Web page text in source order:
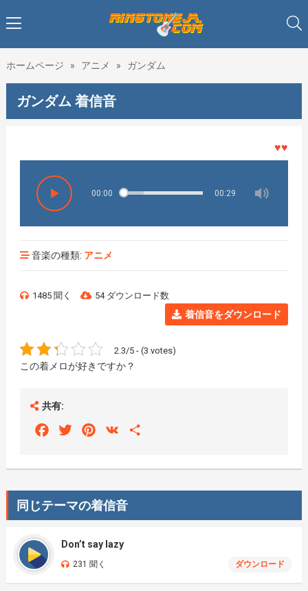
ホームページ » アニメ » ガンダム
ガンダム 着信音
♥♥♥着メ
00:00 00:29
音楽の種類: アニメ
1485 聞く 54 ダウンロード数
着信音をダウンロード
2.3/5 - (3 votes)
この着メロが好きですか？
共有:
FacebookTwitterPinterest
VK
同じテーマの着信音
Don’t say lazy
231 聞く ダウンロード